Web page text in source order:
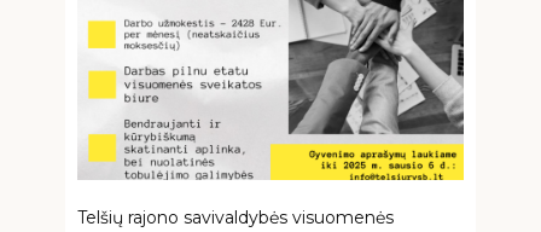
Telšių rajono savivaldybės visuomenės